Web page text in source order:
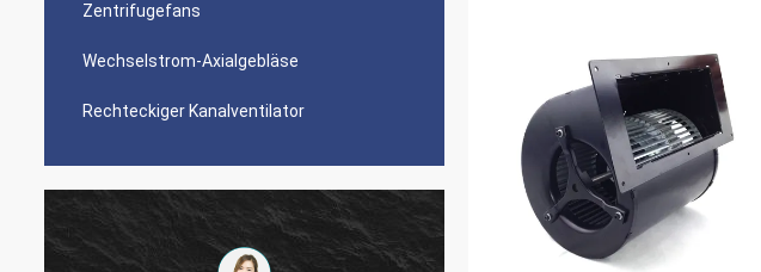
Zentrifugefans
Wechselstrom-Axialgebläse
Rechteckiger Kanalventilator